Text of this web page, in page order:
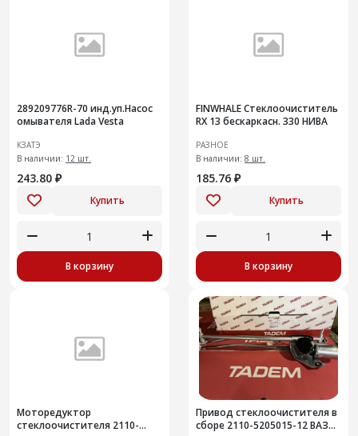
289209776R-70 инд.уп.Насос
омывателя Lada Vesta
КЗАТЭ
В наличии: 12 шт.
243.80 ₽
Купить
В корзину
FINWHALE Стеклоочиститель
RX 13 бескаркасн. 330 НИВА
РАЗНОЕ
В наличии: 8 шт.
185.76 ₽
Купить
В корзину
Моторедуктор
стеклоочистителя 2110-
Привод стеклоочистителя в
сборе 2110-5205015-12 ВАЗ